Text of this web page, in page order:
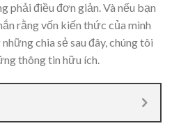
phải điều đơn giản. Và nếu bạn
rằng vốn kiến thức của mình
chia sẻ sau đây, chúng tôi
thông tin hữu ích.